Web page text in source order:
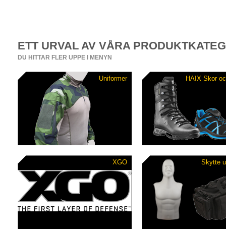
ETT URVAL AV VÅRA
DU HITTAR FLER UPPE I MENYN
Uniformer HAIX Skor
XGO Skytte